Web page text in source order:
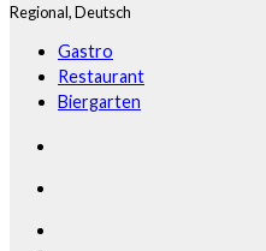
Regional,Deutsch
Gastro
Restaurant
Biergarten